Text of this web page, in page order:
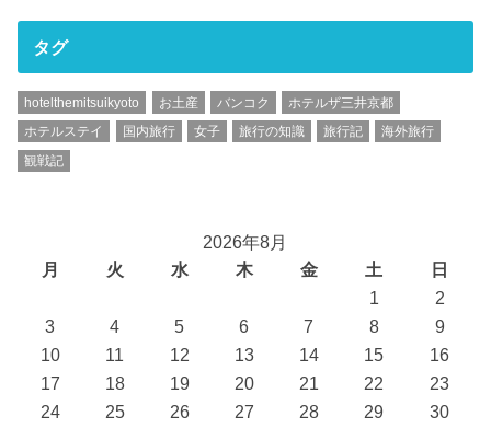
タグ
hotelthemitsuikyoto お土産 バンコク
ホテルザ三井京都
ホテルステイ
国内旅行 女子 旅行の知識 旅行記
海外旅行
観戦記
2026年8月
月
火 水 木 金 土
日
1
2
3
4 5 6 7 8
9
10
11 12 13 14 15
16
17
18 19 20 21 22
23
24
25 26 27 28 29
30